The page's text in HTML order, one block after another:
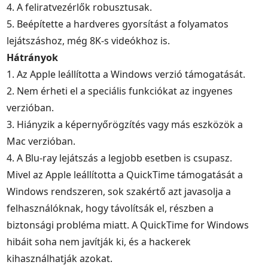
4. A feliratvezérlők robusztusak.
5. Beépítette a hardveres gyorsítást a folyamatos
lejátszáshoz, még 8K-s videókhoz is.
Hátrányok
1. Az Apple leállította a Windows verzió támogatását.
2. Nem érheti el a speciális funkciókat az ingyenes
verzióban.
3. Hiányzik a képernyőrögzítés vagy más eszközök a
Mac verzióban.
4. A Blu-ray lejátszás a legjobb esetben is csupasz.
Mivel az Apple leállította a QuickTime támogatását a
Windows rendszeren, sok szakértő azt javasolja a
felhasználóknak, hogy távolítsák el, részben a
biztonsági probléma miatt. A QuickTime for Windows
hibáit soha nem javítják ki, és a hackerek
kihasználhatják azokat.